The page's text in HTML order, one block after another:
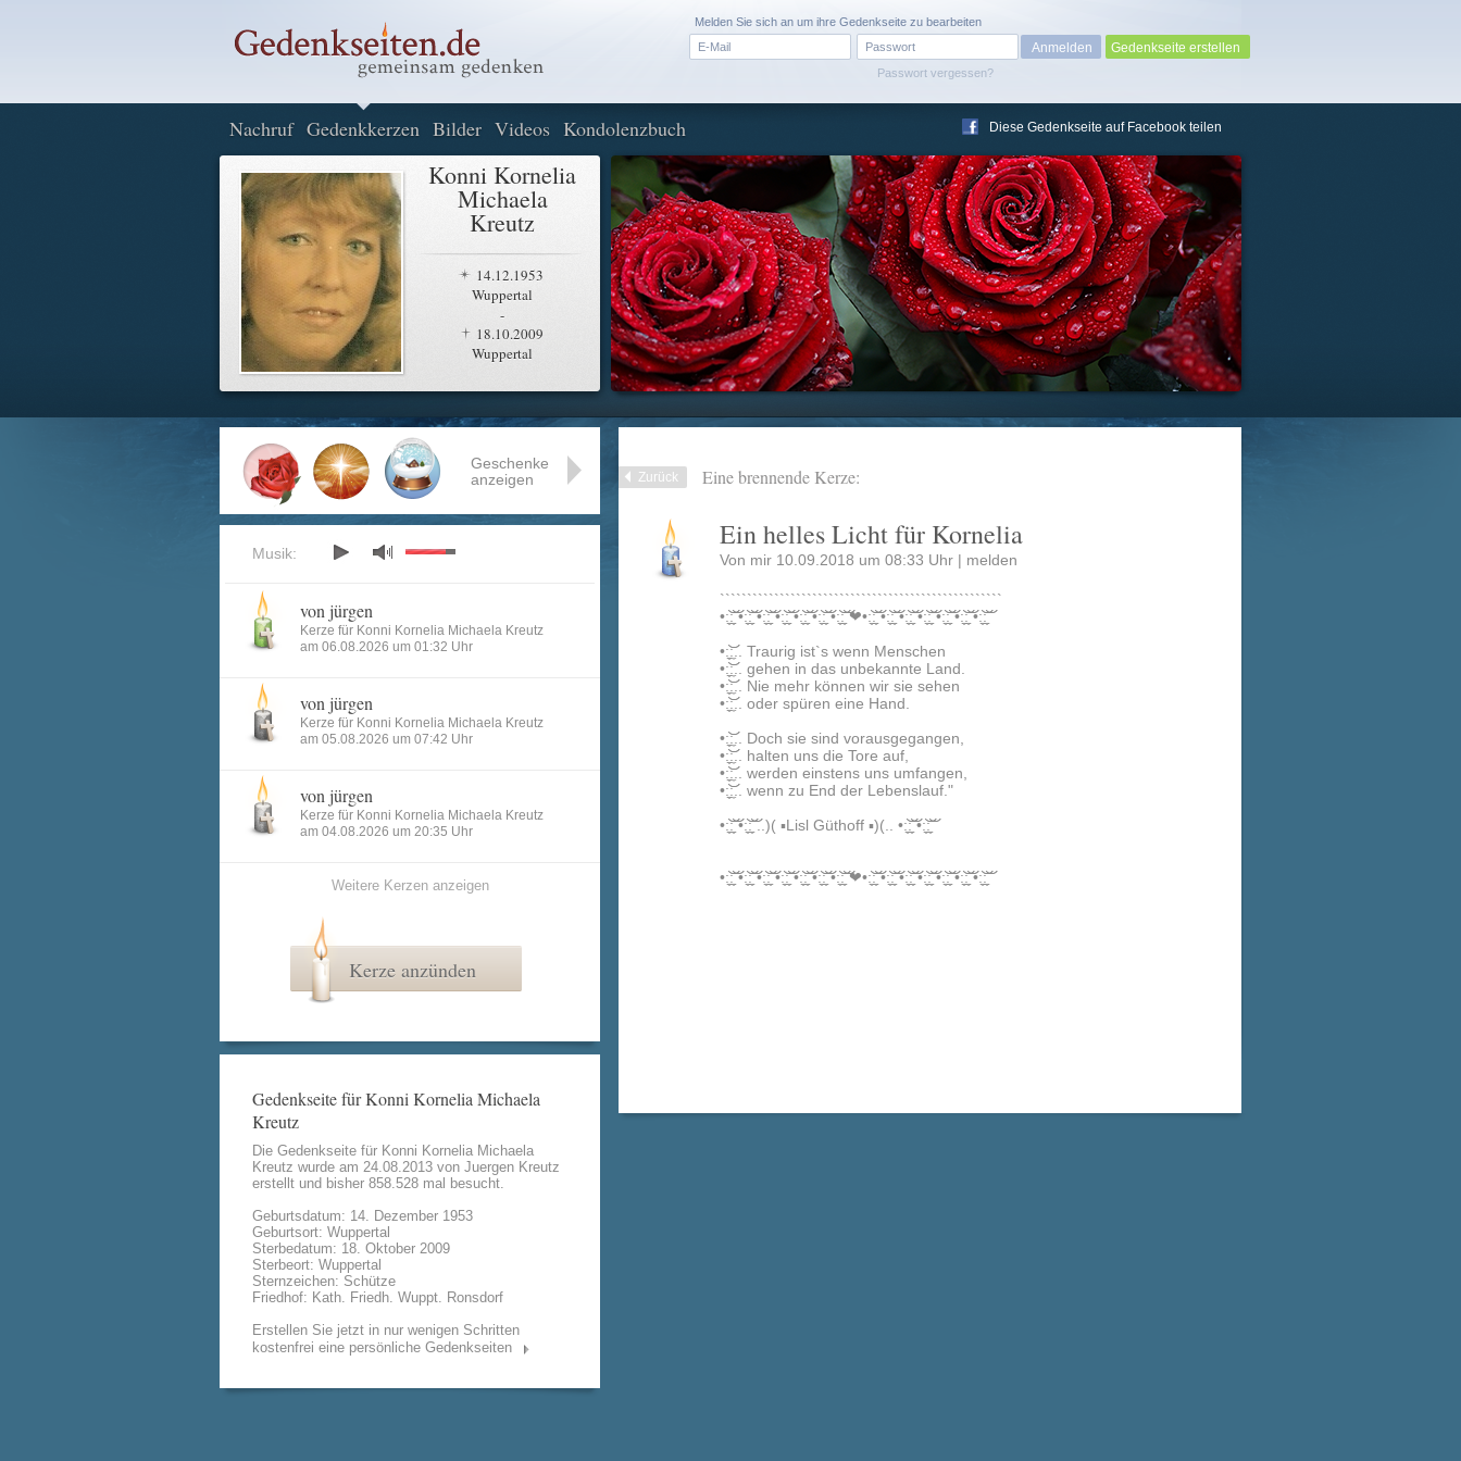
Passwort vergessen?
Melden Sie sich an um ihre Gedenkseite zu bearbeiten
Gedenkseite erstellen
Nachruf Gedenkkerzen Bilder Videos Kondolenzbuch Diese Gedenkseite auf Facebook teilen
Konni Kornelia
Michaela
Kreutz
14.12.1953
Wuppertal
-
18.10.2009
Wuppertal
Zurück Eine brennende Kerze:
Ein helles Licht für Kornelia
Von mir 10.09.2018 um 08:33 Uhr | melden
````````````````````````````````````````````````````
•:̼̼͝͝:̼̼͝͝ •:̼̼͝͝:̼̼͝͝ •:̼̼͝͝:̼̼͝͝ •:̼̼͝͝:̼̼͝͝ •:̼̼͝͝:̼̼͝͝ •:̼̼͝͝:̼̼͝͝ •:̼̼͝͝:̼̼͝͝ ❤•:̼̼͝͝:̼̼͝͝ •:̼̼͝͝:̼̼͝͝ •:̼̼͝͝:̼̼͝͝ •:̼̼͝͝:̼̼͝͝ •:̼̼͝͝:̼̼͝͝ •:̼̼͝͝:̼̼͝͝ •:̼̼͝͝:̼̼͝͝
•:̼̼͝͝:̼.. Traurig ist`s wenn Menschen
•:̼̼͝͝:̼.. gehen in das unbekannte Land.
•:̼̼͝͝:̼.. Nie mehr können wir sie sehen
•:̼̼͝͝:̼.. oder spüren eine Hand.
•:̼̼͝͝:̼.. Doch sie sind vorausgegangen,
•:̼̼͝͝:̼.. halten uns die Tore auf,
•:̼̼͝͝:̼.. werden einstens uns umfangen,
•:̼̼͝͝:̼.. wenn zu End der Lebenslauf."
•:̼̼͝͝:̼̼͝͝ •:̼̼͝͝:̼̼͝͝ ..)( ▪Lisl Güthoff ▪)(.. •:̼̼͝͝:̼̼͝͝ •:̼̼͝͝:̼̼͝͝
•:̼̼͝͝:̼̼͝͝ •:̼̼͝͝:̼̼͝͝ •:̼̼͝͝:̼̼͝͝ •:̼̼͝͝:̼̼͝͝ •:̼̼͝͝:̼̼͝͝ •:̼̼͝͝:̼̼͝͝ •:̼̼͝͝:̼̼͝͝ ❤•:̼̼͝͝:̼̼͝͝ •:̼̼͝͝:̼̼͝͝ •:̼̼͝͝:̼̼͝͝ •:̼̼͝͝:̼̼͝͝ •:̼̼͝͝:̼̼͝͝ •:̼̼͝͝:̼̼͝͝ •:̼̼͝͝:̼̼͝͝
Geschenke
anzeigen
Musik:
von jürgen
Kerze für Konni Kornelia Michaela Kreutz
am 06.08.2026 um 01:32 Uhr
von jürgen
Kerze für Konni Kornelia Michaela Kreutz
am 05.08.2026 um 07:42 Uhr
von jürgen
Kerze für Konni Kornelia Michaela Kreutz
am 04.08.2026 um 20:35 Uhr
Weitere Kerzen anzeigen
Kerze anzünden
Gedenkseite für Konni Kornelia Michaela
Kreutz
Die Gedenkseite für Konni Kornelia Michaela
Kreutz wurde am 24.08.2013 von Juergen Kreutz
erstellt und bisher 858.528 mal besucht.
Geburtsdatum: 14. Dezember 1953
Geburtsort: Wuppertal
Sterbedatum: 18. Oktober 2009
Sterbeort: Wuppertal
Sternzeichen: Schütze
Friedhof: Kath. Friedh. Wuppt. Ronsdorf
Erstellen Sie jetzt in nur wenigen Schritten
kostenfrei eine persönliche Gedenkseiten